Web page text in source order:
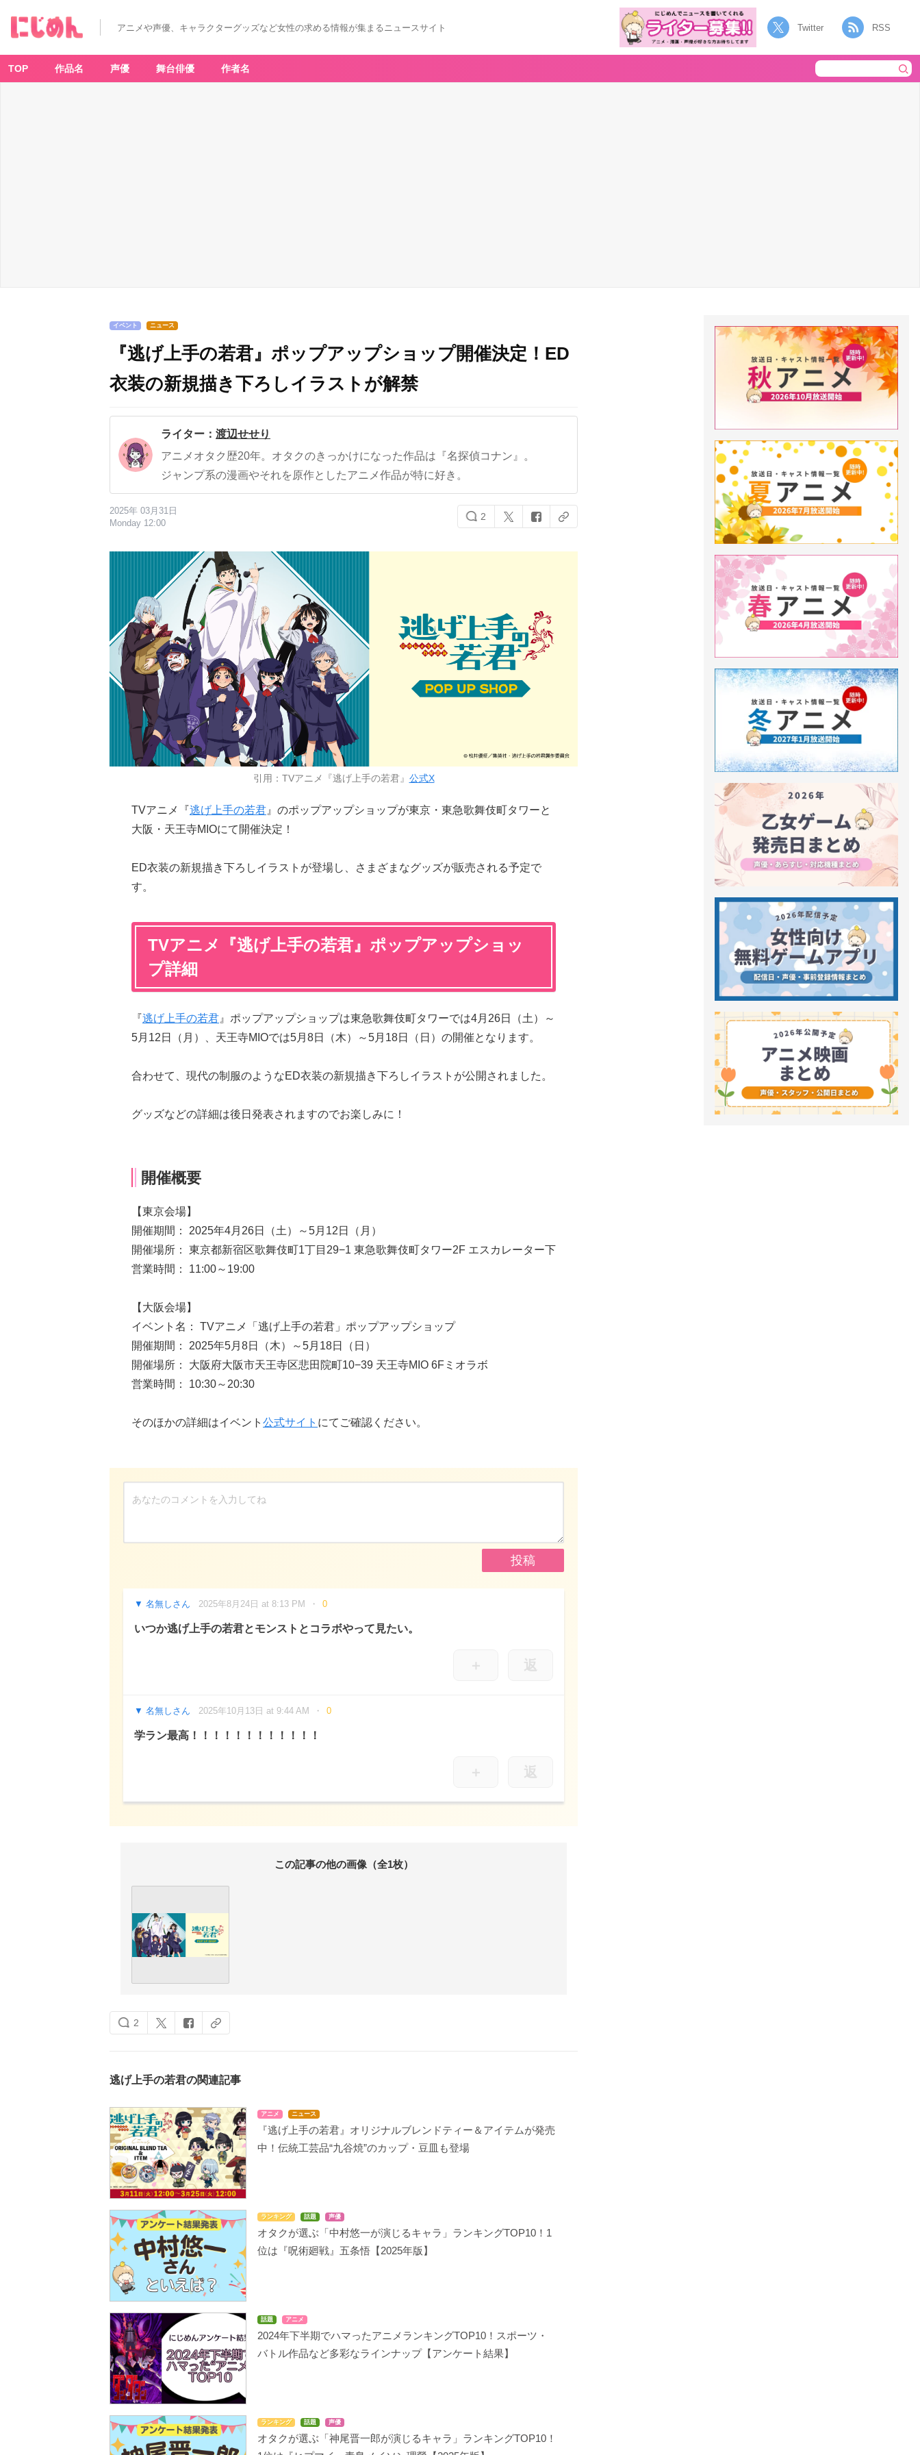
アニメや声優、キャラクターグッズなど女性の求める情報が集まるニュースサイト Twitter RSS
TOP 作品名 声優 舞台俳優 作者名
イベント ニュース
『逃げ上手の若君』ポップアップショップ開催決定！ED
衣装の新規描き下ろしイラストが解禁
ライター： 渡辺せせり
アニメオタク歴20年。オタクのきっかけになった作品は『名探偵コナン』。
ジャンプ系の漫画やそれを原作としたアニメ作品が特に好き。
2025年 03月31日
Monday 12:00
2
引用：TVアニメ『逃げ上手の若君』 公式X
TVアニメ『 逃げ上手の若君』のポップアップショップが東京・東急歌舞伎町タワーと
大阪・天王寺MIOにて開催決定！
ED衣装の新規描き下ろしイラストが登場し、さまざまなグッズが販売される予定で
す。
TVアニメ『逃げ上手の若君』ポップアップショッ
プ詳細
『 逃げ上手の若君』ポップアップショップは東急歌舞伎町タワーでは4月26日（土）～
5月12日（月）、天王寺MIOでは5月8日（木）～5月18日（日）の開催となります。
合わせて、現代の制服のようなED衣装の新規描き下ろしイラストが公開されました。
グッズなどの詳細は後日発表されますのでお楽しみに！
開催概要
【東京会場】
開催期間： 2025年4月26日（土）～5月12日（月）
開催場所： 東京都新宿区歌舞伎町1丁目29−1 東急歌舞伎町タワー2F エスカレーター下
営業時間： 11:00～19:00
【大阪会場】
イベント名： TVアニメ「逃げ上手の若君」ポップアップショップ
開催期間： 2025年5月8日（木）～5月18日（日）
開催場所： 大阪府大阪市天王寺区悲田院町10−39 天王寺MIO 6Fミオラボ
営業時間： 10:30～20:30
そのほかの詳細はイベント 公式サイト にてご確認ください。
名無しさん 2025年8月24日 at 8:13 PM 0
いつか逃げ上手の若君とモンストとコラボやって見たい。
＋ 返
名無しさん 2025年10月13日 at 9:44 AM 0
学ラン最高！！！！！！！！！！！！
＋ 返
この記事の他の画像（全1枚）
2
逃げ上手の若君の関連記事
アニメ ニュース
『逃げ上手の若君』オリジナルブレンドティー＆アイテムが発売
中！伝統工芸品“九谷焼”のカップ・豆皿も登場
ランキング 話題 声優
オタクが選ぶ「中村悠一が演じるキャラ」ランキングTOP10！1
位は『呪術廻戦』五条悟【2025年版】
話題 アニメ
2024年下半期でハマったアニメランキングTOP10！スポーツ・
バトル作品など多彩なラインナップ【アンケート結果】
ランキング 話題 声優
オタクが選ぶ「神尾晋一郎が演じるキャラ」ランキングTOP10！